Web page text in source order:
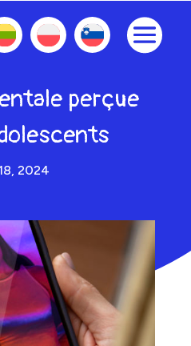
perçue
2024